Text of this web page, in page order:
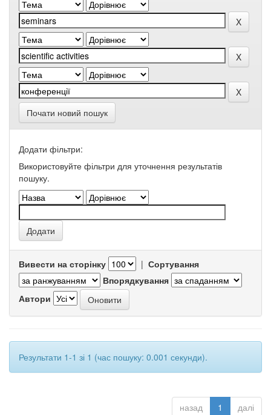
Почати новий пошук
Додати фільтри:
Використовуйте фільтри для уточнення результатів
пошуку.
Вивести на сторінку | Сортування
Впорядкування
Автори
Результати 1-1 зі 1 (час пошуку: 0.001 секунди).
назад 1 далі